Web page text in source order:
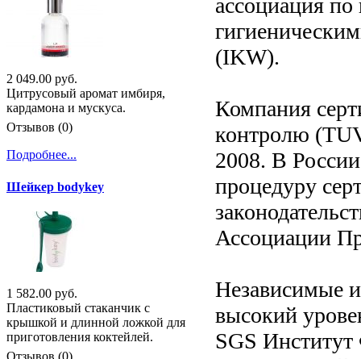
(IKW).
Компания
контролю
2008. В
процедуру
Ассоциации
Независимые
высокий
SGS
2 049.00 руб.
Цитрусовый аромат имбиря,
кардамона и мускуса.
Отзывов (0)
Подробнее...
Шейкер bodykey
1 582.00 руб.
Пластиковый стаканчик с
крышкой и длинной ложкой для
приготовления коктейлей.
Отзывов (0)